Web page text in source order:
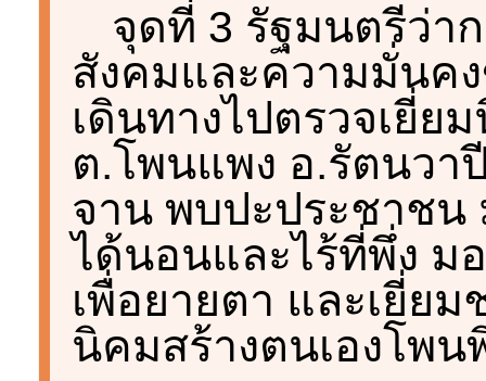
จุดที่ 3 รัฐมนตรีว่า
สังคมและความมั่นค
เดินทางไปตรวจเยี่ย
ต.โพนแพง อ.รัตนวา
จาน พบปะประชาชน
ได้นอนและไร้ที่พึ่ง ม
เพื่อยายตา และเยี่ย
นิคมสร้างตนเองโพน